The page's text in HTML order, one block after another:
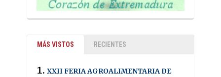
MÁS VISTOS RECIENTES
XXII FERIA AGROALIMENTARIA DE